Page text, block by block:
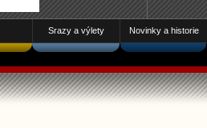
Srazy a výlety Novinky a historie